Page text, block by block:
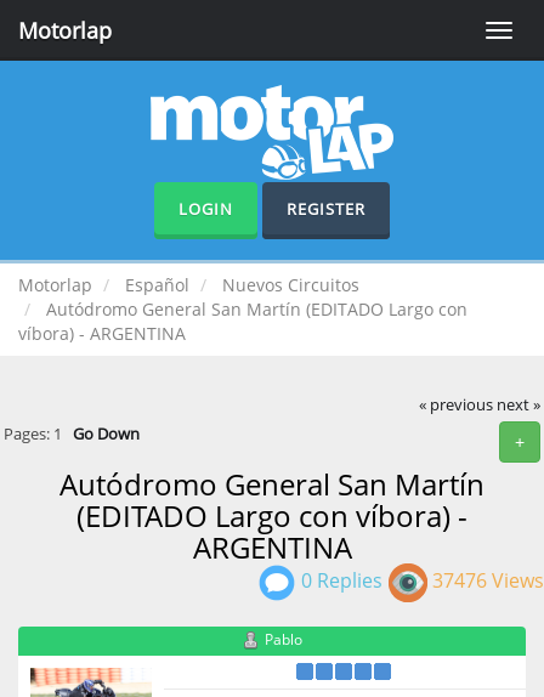
Toggle
Motorlap
LOGIN REGISTER
Motorlap Español
Nuevos Circuitos
Autódromo General San Martín (EDITADO Largo con
víbora) - ARGENTINA
« previous next »
+
Pages: 1 Go Down
Autódromo General San Martín
(EDITADO Largo con víbora) -
ARGENTINA
0 Replies 37476 Views
Pablo